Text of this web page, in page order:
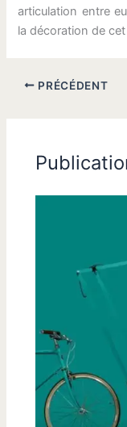
articulation entre
la décoration de
PRÉCÉDENT